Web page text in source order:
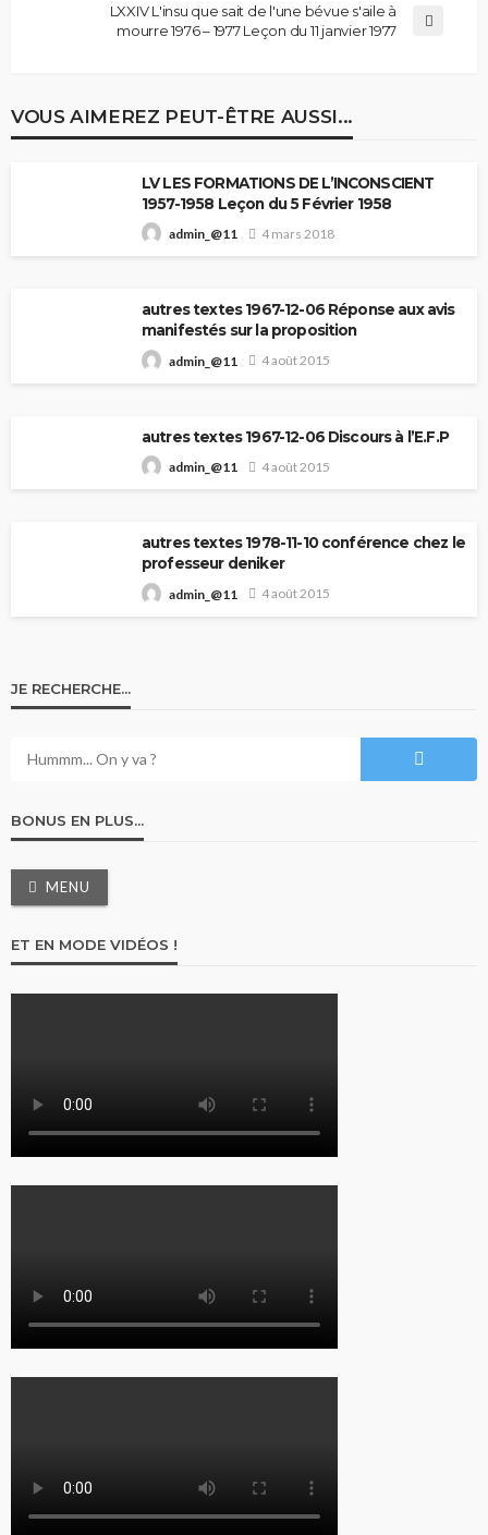
LXXIV L'insu que sait de l'une bévue s'aile à
mourre 1976 – 1977 Leçon du 11 janvier 1977
VOUS AIMEREZ PEUT-ÊTRE AUSSI...
LV LES FORMATIONS DE L’INCONSCIENT
1957-1958 Leçon du 5 Février 1958
admin_@11 4 mars 2018
autres textes 1967-12-06 Réponse aux avis
manifestés sur la proposition
admin_@11 4 août 2015
autres textes 1967-12-06 Discours à l’E.F.P
admin_@11 4 août 2015
autres textes 1978-11-10 conférence chez le
professeur deniker
admin_@11 4 août 2015
JE RECHERCHE…
BONUS EN PLUS…
MENU
ET EN MODE VIDÉOS !